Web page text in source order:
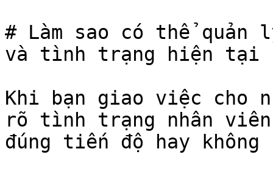
# Làm sao có thể
và tình trạng hiện tại
Khi bạn giao việc cho
rõ tình trạng nhân
đúng tiến độ hay không